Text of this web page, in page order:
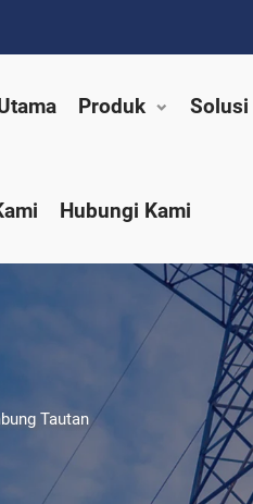
Produk Solusi
Hubungi Kami
Tautan